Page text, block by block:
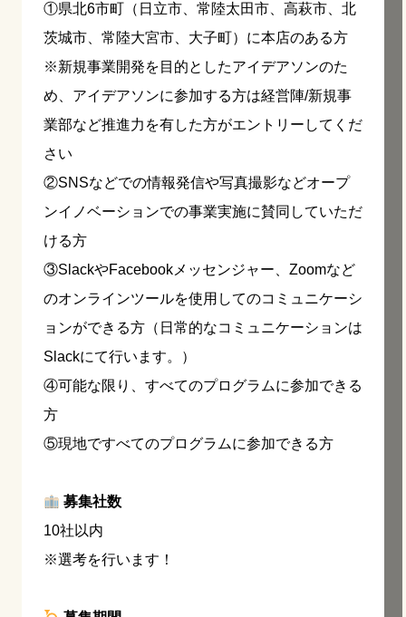
①県北6市町（日立市、常陸太田市、高萩市、北
茨城市、常陸大宮市、大子町）に本店のある方
※新規事業開発を目的としたアイデアソンのた
め、アイデアソンに参加する方は経営陣/新規事
業部など推進力を有した方がエントリーしてくだ
さい
②SNSなどでの情報発信や写真撮影などオープ
ンイノベーションでの事業実施に賛同していただ
ける方
③SlackやFacebookメッセンジャー、Zoomなど
のオンラインツールを使用してのコミュニケーシ
ョンができる方（日常的なコミュニケーションは
Slackにて行います。）
④可能な限り、すべてのプログラムに参加できる
方
⑤現地ですべてのプログラムに参加できる方
募集社数
10社以内
※選考を行います！